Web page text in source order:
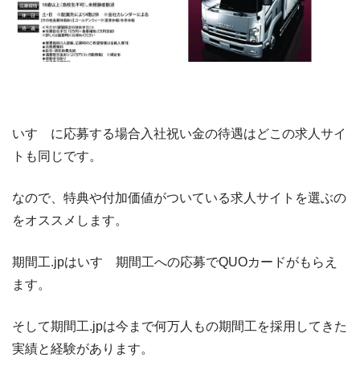
いすゞに応募する場合入社祝い金の待遇はどこの求人サイ
トも同じです。
なので、特典や付加価値がついている求人サイトを選ぶの
をオススメします。
期間工.jpはいすゞ期間工への応募でQUOカードがもらえ
ます。
そして期間工.jpは今まで何万人もの期間工を採用してきた
実績と経験があります。